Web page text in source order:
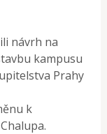
návrh na
kampusu
Prahy
k